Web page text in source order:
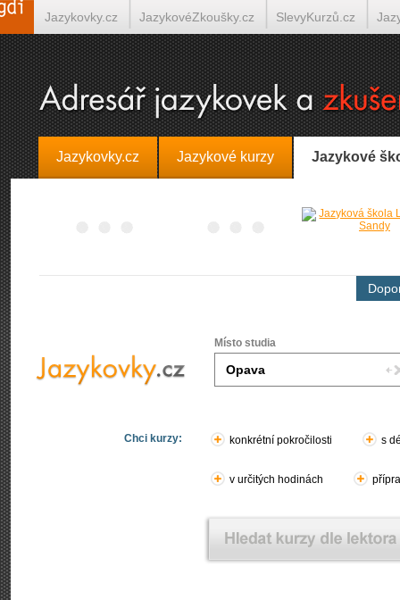
Jazykovky.cz Jazykové kurzy Jazykové
Místo studia
Chci kurzy: konkrétní pokročilosti s
v určitých hodinách
Jazykovky.cz JazykovéZkoušky.cz SlevyKurzů.cz
Španělština on-line Italština on-line Tlumočení-